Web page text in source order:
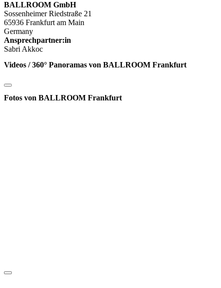
BALLROOM GmbH
Sossenheimer Riedstraße 21
65936 Frankfurt am Main
Germany
Ansprechpartner:in
Sabri Akkoc
Videos / 360° Panoramas von BALLROOM Frankfurt
Fotos von BALLROOM Frankfurt